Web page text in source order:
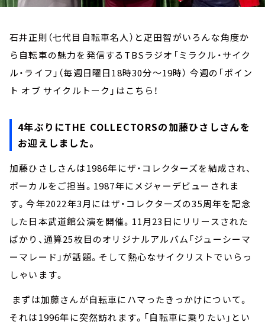
石井正則（七代目自転車名人）と疋田智がいろんな角度か
ら自転車の魅力を発信するTBSラジオ「ミラクル・サイク
ル・ライフ」（毎週日曜日18時30分～19時） 今週の「ポイン
ト オブ サイクルトーク」はこちら！
4年ぶりにTHE COLLECTORSの加藤ひさしさんを
お迎えしました。
加藤ひさしさんは1986年にザ・コレクターズを結成され、
ボーカルをご担当。1987年にメジャーデビューされま
す。今年2022年3月にはザ・コレクターズの35周年を記念
した日本武道館公演を開催。11月23日にリリースされた
ばかり、通算25枚目のオリジナルアルバム「ジューシーマ
ーマレード」が話題。そして熱心なサイクリストでいらっ
しゃいます。
まずは加藤さんが自転車にハマったきっかけについて。
それは1996年に突然訪れます。「自転車に乗りたい」とい